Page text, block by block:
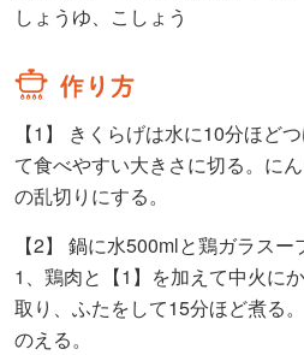
しょうゆ、こしょう
【1】 きくらげは水に10分ほど
て食べやすい大きさに切る。に
の乱切りにする。
【2】 鍋に水500mlと鶏ガラスー
1、鶏肉と【1】を加えて中火に
取り、ふたをして15分ほど煮る
のえる。